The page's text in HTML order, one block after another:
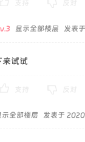
显示全部楼层 发表
来试试
示全部楼层 发表于